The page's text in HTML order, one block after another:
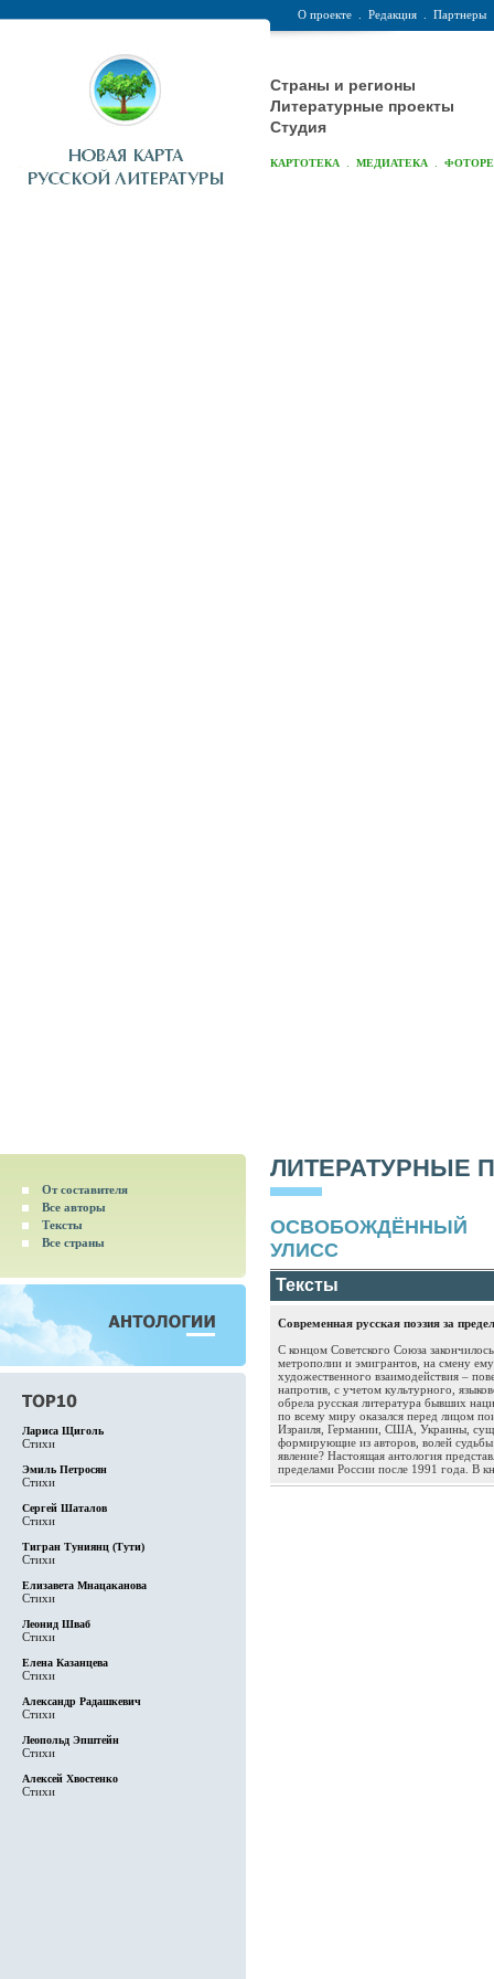
О проекте Редакция Партнеры
Страны и регионы
Литературные проекты
Студия
КАРТОТЕКА МЕДИАТЕКА
От составителя
Все авторы
Тексты
Все страны
Лариса Щиголь
Стихи
Эмиль Петросян
Стихи
Сергей Шаталов
Стихи
Тигран Туниянц (Тути)
Стихи
Елизавета Мнацаканова
Стихи
Леонид Шваб
Стихи
Елена Казанцева
Стихи
Александр Радашкевич
Стихи
Леопольд Эпштейн
Стихи
Алексей Хвостенко
Стихи
ЛИТЕРАТУРНЫЕ
ОСВОБОЖДЁННЫЙ
УЛИСС
Тексты
Современная русская поэзия за
С концом Советского Союза
метрополии и эмигрантов, на смену
художественного взаимодействия –
напротив, с учетом культурного,
обрела русская литература бывших
по всему миру оказался перед лицом
Израиля, Германии, США, Украины,
формирующие из авторов, волей
явление? Настоящая антология
пределами России после 1991 года. В